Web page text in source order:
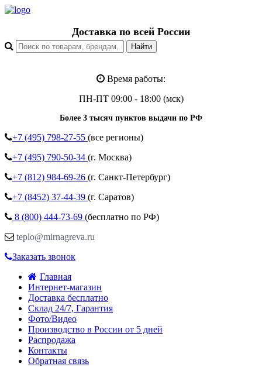
Доставка по всей России
Время работы:
ПН-ПТ 09:00 - 18:00 (мск)
Более 3 тысяч пунктов выдачи по РФ
+7 (495) 798-27-55 (все регионы)
+7 (495) 790-50-34 (г. Москва)
+7 (812) 984-69-26 (г. Санкт-Петербург)
+7 (8452) 37-44-39 (г. Саратов)
8 (800) 444-73-69 (бесплатно по РФ)
teplo@mirnagreva.ru
Заказать звонок
Главная
Интернет-магазин
Доставка бесплатно
Склад 24/7, Гарантия
Фото/Видео
Производство в России от 5 дней
Распродажа
Контакты
Обратная связь